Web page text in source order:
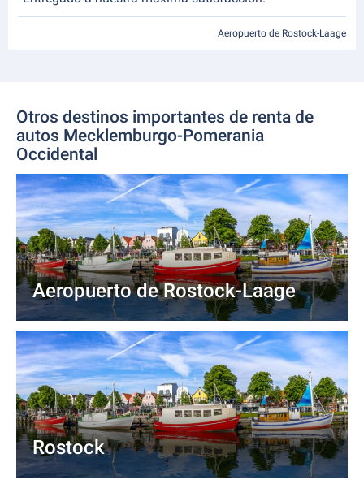
Aeropuerto de Rostock-Laage
Otros destinos importantes de renta de
autos Mecklemburgo-Pomerania
Occidental
Aeropuerto de Rostock-Laage
Rostock